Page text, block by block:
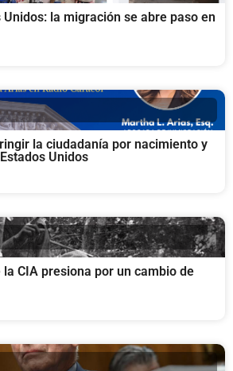
la migración se abre paso en
la ciudadanía por nacimiento y
Unidos
CIA presiona por un cambio de